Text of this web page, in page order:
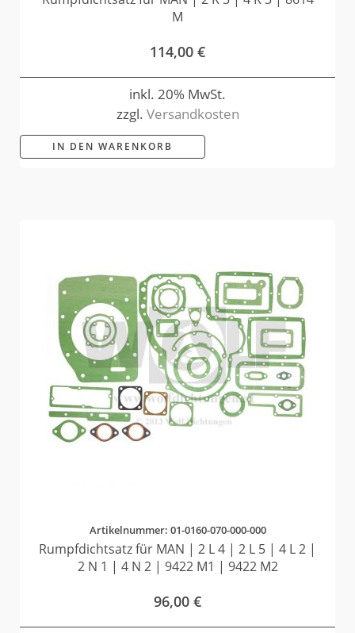
M
114,00 €
inkl. 20% MwSt.
zzgl. Versandkosten
IN DEN WARENKORB
Artikelnummer: 01-0160-070-000-000
Rumpfdichtsatz für MAN | 2 L 4 | 2 L 5 | 4 L 2 |
2 N 1 | 4 N 2 | 9422 M1 | 9422 M2
96,00 €